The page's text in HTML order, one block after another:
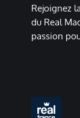
Rejoignez
du Real
passion